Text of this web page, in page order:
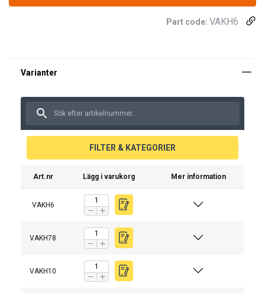
Part code: VAKH6
FILTER & KATEGORIER
Art.nr Lägg i varukorg Mer information
VAKH6
VAKH78
VAKH10